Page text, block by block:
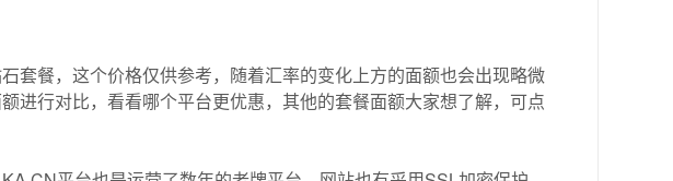
套餐，这个价格仅供参考，随着汇率的变化上方的面额也会出现略微
进行对比，看看哪个平台更优惠，其他的套餐面额大家想了解，可点